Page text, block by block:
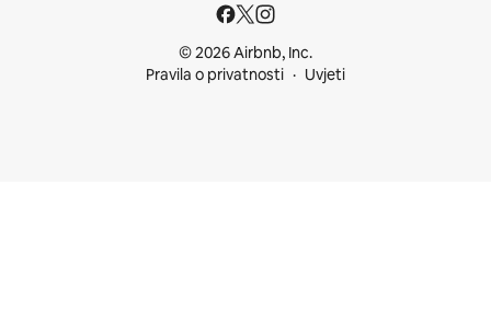
© 2026 Airbnb, Inc.
Pravila o privatnosti
Uvjeti